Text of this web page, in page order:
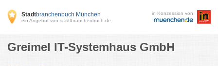
Stadtbranchenbuch München
ein Angebot von stadtbranchenbuch.de
in Konzession von
Greimel IT-Systemhaus GmbH